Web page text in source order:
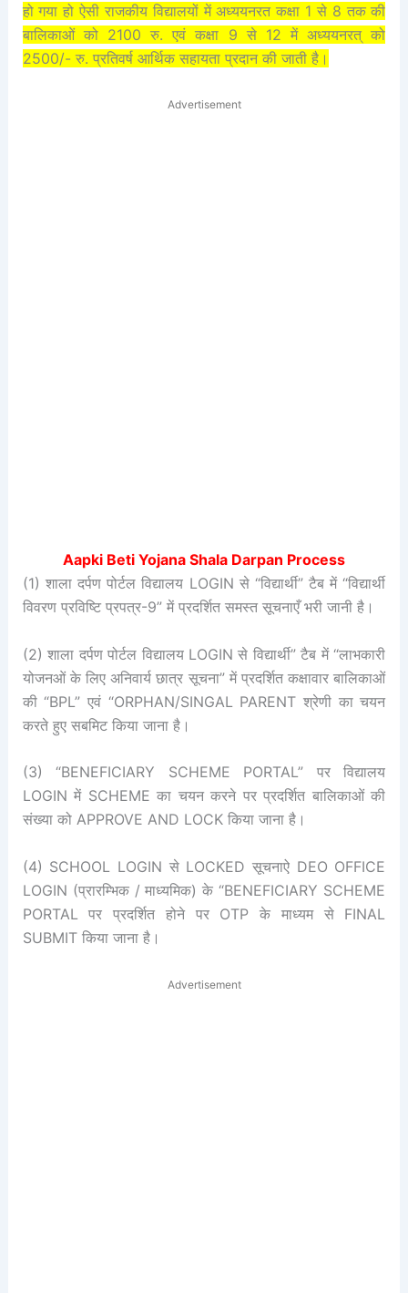
हो गया हो ऐसी राजकीय विद्यालयों में अध्ययनरत कक्षा 1 से 8 तक की
बालिकाओं को 2100 रु. एवं कक्षा 9 से 12 में अध्ययनरत् को
2500/- रु. प्रतिवर्ष आर्थिक सहायता प्रदान की जाती है।
Advertisement
Aapki Beti Yojana Shala Darpan Process
(1) शाला दर्पण पोर्टल विद्यालय LOGIN से “विद्यार्थी” टैब में “विद्यार्थी
विवरण प्रविष्टि प्रपत्र-9” में प्रदर्शित समस्त सूचनाएँ भरी जानी है।
(2) शाला दर्पण पोर्टल विद्यालय LOGIN से विद्यार्थी” टैब में “लाभकारी
योजनओं के लिए अनिवार्य छात्र सूचना” में प्रदर्शित कक्षावार बालिकाओं
की “BPL” एवं “ORPHAN/SINGAL PARENT श्रेणी का चयन
करते हुए सबमिट किया जाना है।
(3) “BENEFICIARY SCHEME PORTAL” पर विद्यालय
LOGIN में SCHEME का चयन करने पर प्रदर्शित बालिकाओं की
संख्या को APPROVE AND LOCK किया जाना है।
(4) SCHOOL LOGIN से LOCKED सूचनाऐ DEO OFFICE
LOGIN (प्रारम्भिक / माध्यमिक) के “BENEFICIARY SCHEME
PORTAL पर प्रदर्शित होने पर OTP के माध्यम से FINAL
SUBMIT किया जाना है।
Advertisement